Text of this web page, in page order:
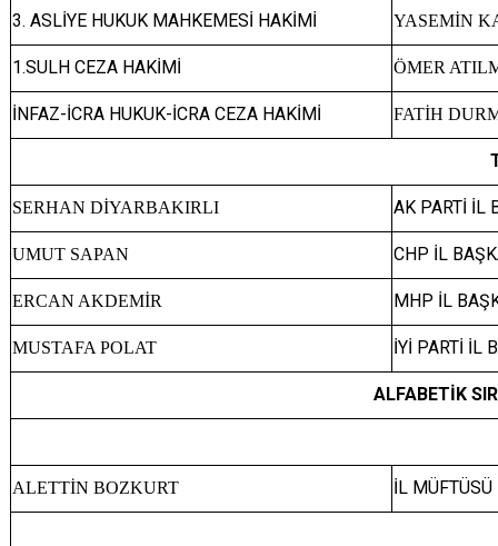
3. ASLİYE HUKUK MAHKEMESİ HAKİMİ YASEMİN
1.SULH CEZA HAKİMİ ÖMER
İNFAZ-İCRA HUKUK-İCRA CEZA HAKİMİ FATİH
SERHAN DİYARBAKIRLI AK PARTİ İL
UMUT SAPAN CHP İL
ERCAN AKDEMİR MHP İL
MUSTAFA POLAT İYİ PARTİ İL
ALFABETİK
ALETTİN BOZKURT İL MÜFTÜSÜ